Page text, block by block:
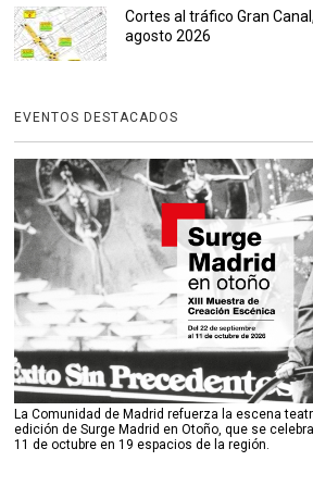
Cortes al tráfico Gran
agosto 2026
EVENTOS DESTACADOS
La Comunidad de Madrid refuerza la escena
edición de Surge Madrid en Otoño, que se
11 de octubre en 19 espacios de la región.